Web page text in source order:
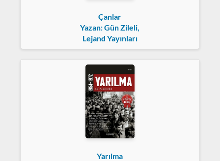
Çanlar
Yazan: Gün Zileli,
Lejand Yayınları
Yarılma